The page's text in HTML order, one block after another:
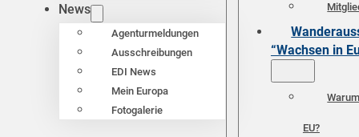
News
Agenturmeldungen
Ausschreibungen
EDI News
Mein Europa
Fotogalerie
“Wachsen in
EU?